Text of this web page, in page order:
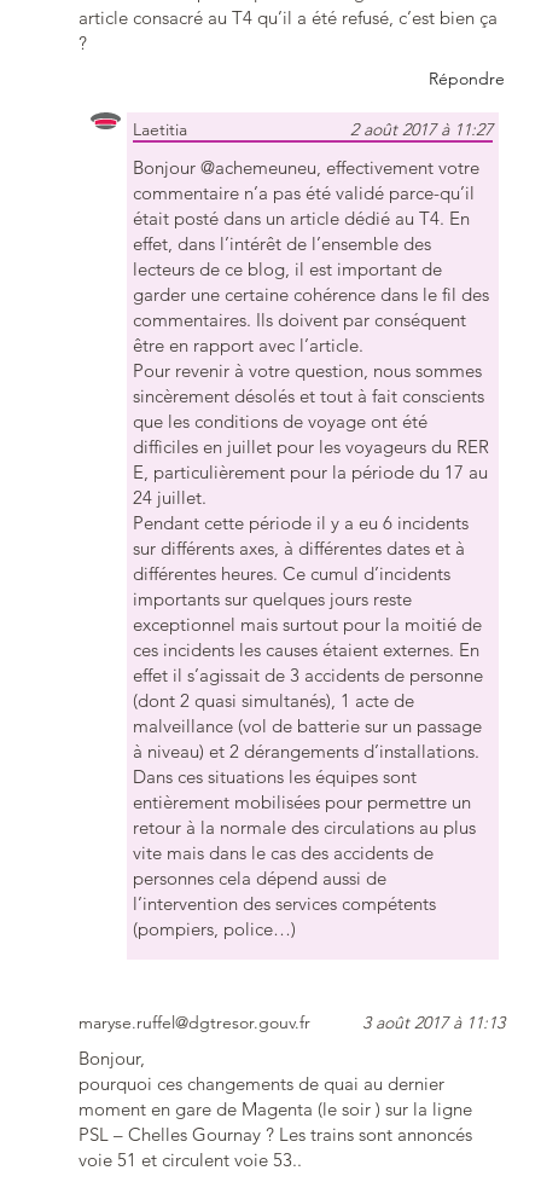
article consacré au T4 qu’il a été refusé, c’est bien ça
?
Répondre
Laetitia 2 août 2017 à 11:27
Bonjour @achemeuneu, effectivement votre
commentaire n’a pas été validé parce-qu’il
était posté dans un article dédié au T4. En
effet, dans l’intérêt de l’ensemble des
lecteurs de ce blog, il est important de
garder une certaine cohérence dans le fil des
commentaires. Ils doivent par conséquent
être en rapport avec l’article.
Pour revenir à votre question, nous sommes
sincèrement désolés et tout à fait conscients
que les conditions de voyage ont été
difficiles en juillet pour les voyageurs du RER
E, particulièrement pour la période du 17 au
24 juillet.
Pendant cette période il y a eu 6 incidents
sur différents axes, à différentes dates et à
différentes heures. Ce cumul d’incidents
importants sur quelques jours reste
exceptionnel mais surtout pour la moitié de
ces incidents les causes étaient externes. En
effet il s’agissait de 3 accidents de personne
(dont 2 quasi simultanés), 1 acte de
malveillance (vol de batterie sur un passage
à niveau) et 2 dérangements d’installations.
Dans ces situations les équipes sont
entièrement mobilisées pour permettre un
retour à la normale des circulations au plus
vite mais dans le cas des accidents de
personnes cela dépend aussi de
l’intervention des services compétents
(pompiers, police…)
maryse.ruffel@dgtresor.gouv.fr 3 août 2017 à 11:13
Bonjour,
pourquoi ces changements de quai au dernier
moment en gare de Magenta (le soir ) sur la ligne
PSL – Chelles Gournay ? Les trains sont annoncés
voie 51 et circulent voie 53..